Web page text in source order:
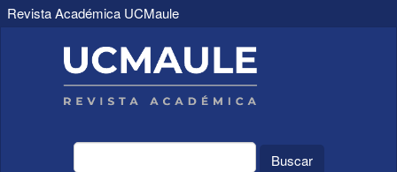
Revista Académica UCMaule
principal
Contenido
principal
Barra
Buscar